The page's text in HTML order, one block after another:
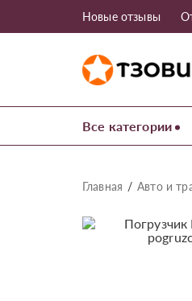
Новые отзывы
Все категории
Главная Авто и